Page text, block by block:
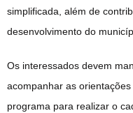
simplificada, além de
desenvolvimento do
Os interessados devem
acompanhar as
programa para realizar o